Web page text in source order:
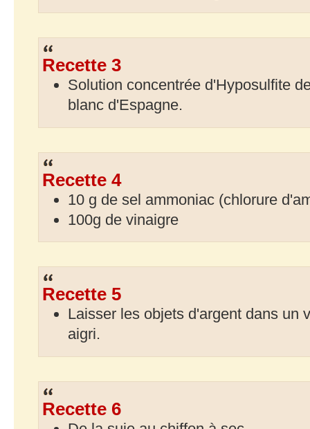
Recette 3
Solution concentrée d'Hyposulfite
blanc d'Espagne.
Recette 4
10 g de sel ammoniac (chlorure
100g de vinaigre
Recette 5
Laisser les objets d'argent dans un
aigri.
Recette 6